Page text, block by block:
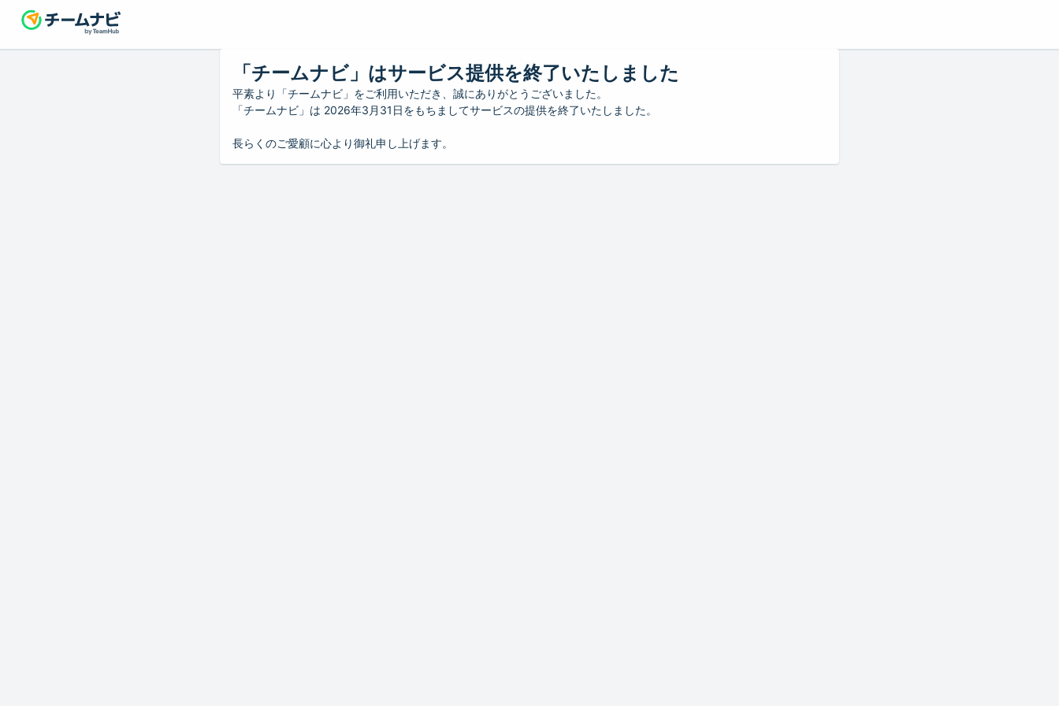
「チームナビ」はサービス提供を終了いたしました
平素より「チームナビ」をご利用いただき、誠にありがとうございました。
「チームナビ」は 2026年3月31日をもちましてサービスの提供を終了いたしました。
長らくのご愛顧に心より御礼申し上げます。